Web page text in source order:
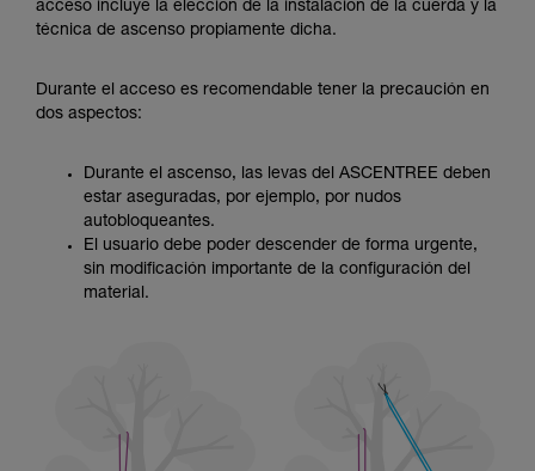
ejecutar estas técnicas, solo y con total
Damos ejemplos de técnicas relacionadas con
su actividad. Pueden existir otras que no
acceso incluye la elección de la instalación de la cuerda y la
técnica de ascenso propiamente dicha.
Durante el acceso es recomendable tener la precaución en
dos aspectos:
Durante el ascenso, las levas del ASCENTREE deben
estar aseguradas, por ejemplo, por nudos
autobloqueantes.
El usuario debe poder descender de forma urgente,
sin modificación importante de la configuración del
material.